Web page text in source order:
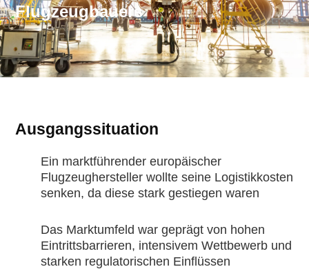
Flugzeugbauers
Ausgangssituation
Ein marktführender europäischer
Flugzeughersteller wollte seine Logistikkosten
senken, da diese stark gestiegen waren
Das Marktumfeld war geprägt von hohen
Eintrittsbarrieren, intensivem Wettbewerb und
starken regulatorischen Einflüssen